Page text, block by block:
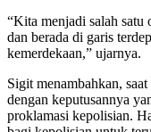
“Kita menjadi salah satu
dan berada di garis
kemerdekaan,” ujarnya.
Sigit menambahkan,
dengan keputusannya
proklamasi kepolisian.